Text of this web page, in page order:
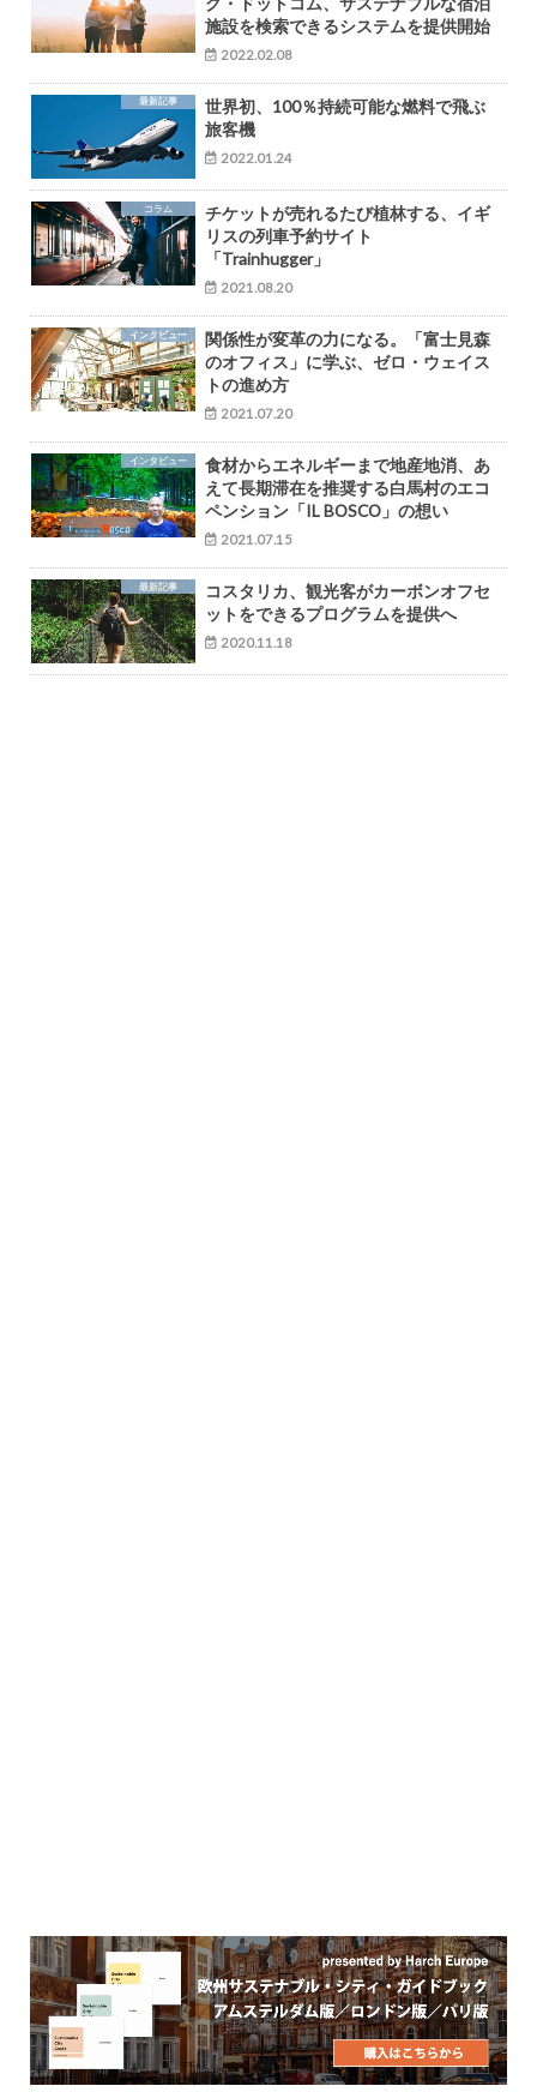
施設を検索できるシステムを提供開始
2022.02.08
最新記事
世界初、100％持続可能な燃料で飛ぶ
旅客機
2022.01.24
コラム
チケットが売れるたび植林する、イギ
リスの列車予約サイト
「Trainhugger」
2021.08.20
インタビュー
関係性が変革の力になる。「富士見森
のオフィス」に学ぶ、ゼロ・ウェイス
トの進め方
2021.07.20
インタビュー
食材からエネルギーまで地産地消、あ
えて長期滞在を推奨する白馬村のエコ
ペンション「IL BOSCO」の想い
2021.07.15
最新記事
コスタリカ、観光客がカーボンオフセ
ットをできるプログラムを提供へ
2020.11.18